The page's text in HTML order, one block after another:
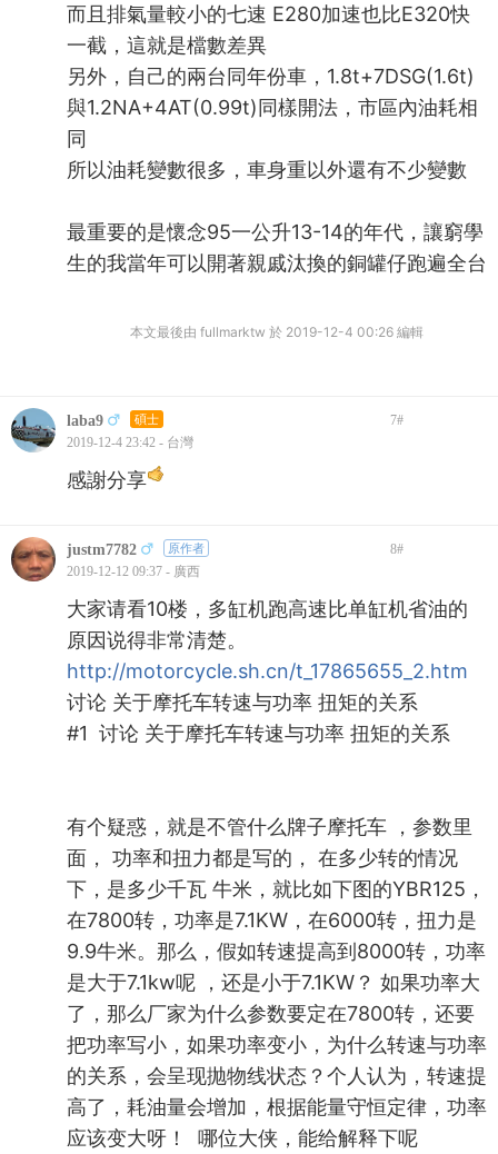
而且排氣量較小的七速 E280加速也比E320快
一截，這就是檔數差異
另外，自己的兩台同年份車，1.8t+7DSG(1.6t)
與1.2NA+4AT(0.99t)同樣開法，市區內油耗相
同
所以油耗變數很多，車身重以外還有不少變數
最重要的是懷念95一公升13-14的年代，讓窮學
生的我當年可以開著親戚汰換的銅罐仔跑遍全台
本文最後由 fullmarktw 於 2019-12-4 00:26 編輯
laba9 碩士 7#
2019-12-4 23:42 - 台灣
感謝分享
justm7782 原作者 8#
2019-12-12 09:37 - 廣西
大家请看10楼，多缸机跑高速比单缸机省油的
原因说得非常清楚。
http://motorcycle.sh.cn/t_17865655_2.htm
讨论 关于摩托车转速与功率 扭矩的关系
#1 讨论 关于摩托车转速与功率 扭矩的关系
有个疑惑，就是不管什么牌子摩托车 ，参数里
面， 功率和扭力都是写的， 在多少转的情况
下，是多少千瓦 牛米，就比如下图的YBR125，
在7800转，功率是7.1KW，在6000转，扭力是
9.9牛米。那么，假如转速提高到8000转，功率
是大于7.1kw呢 ，还是小于7.1KW？ 如果功率大
了，那么厂家为什么参数要定在7800转，还要
把功率写小，如果功率变小，为什么转速与功率
的关系，会呈现抛物线状态？个人认为，转速提
高了，耗油量会增加，根据能量守恒定律，功率
应该变大呀！ 哪位大侠，能给解释下呢